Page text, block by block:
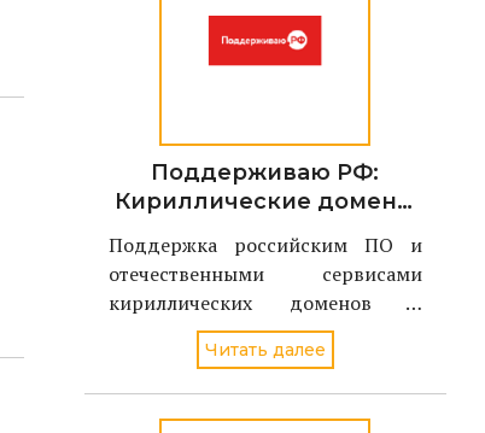
Поддерживаю РФ:
Кириллические домены
поддерживаться в
российском ПО и
сервисах
Поддержка российским ПО и
отечественными сервисами
кириллических доменов и
адресов электронной почты
станет ключевой задачей
проекта Поддерживаю.РФ в 2021
году. По словам директора
Читать далее